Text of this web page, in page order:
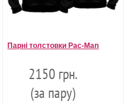
Парні толстовки Pac-Man
2150 грн.
(за пару)